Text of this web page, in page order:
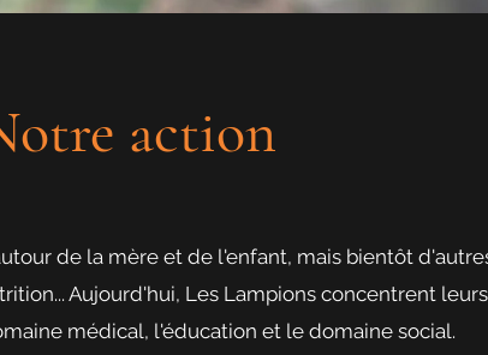
action
de la mère et de l'enfant, mais bientôt
Aujourd'hui, Les Lampions concentrent
médical, l'éducation et le domaine social.